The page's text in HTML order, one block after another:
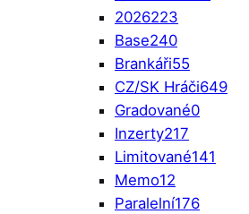
2026223
Base240
Brankáři55
CZ/SK Hráči649
Gradované0
Inzerty217
Limitované141
Memo12
Paralelní176